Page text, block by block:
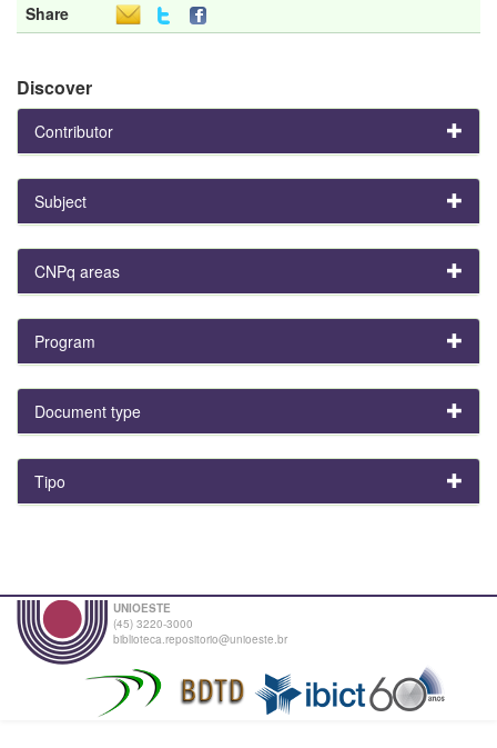
Share
Discover
Contributor
Subject
CNPq areas
Program
Document type
Tipo
UNIOESTE
(45) 3220-3000
biblioteca.repositorio@unioeste.br